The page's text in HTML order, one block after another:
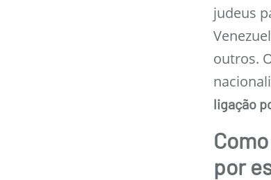
judeus
outros.
ligação
por